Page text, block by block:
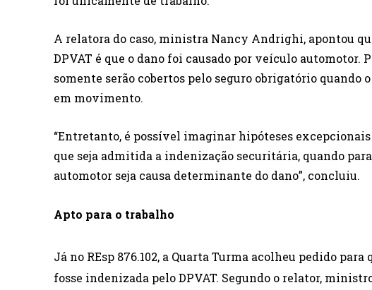
A relatora do caso, ministra Nancy Andrighi, apontou
DPVAT é que o dano foi causado por veículo automotor.
somente serão cobertos pelo seguro obrigatório
em movimento.
“Entretanto, é possível imaginar hipóteses
que seja admitida a indenização securitária, quando
automotor seja causa determinante do dano”, concluiu.
Apto para o trabalho
Já no REsp 876.102, a Quarta Turma acolheu pedido
fosse indenizada pelo DPVAT. Segundo o relator,